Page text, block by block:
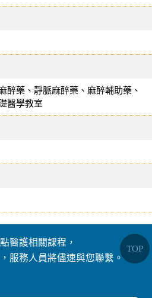
醉藥、靜脈麻醉藥、麻醉輔助藥、
醫學教室
醫護相關課程，
服務人員將儘速與您聯繫。
TOP